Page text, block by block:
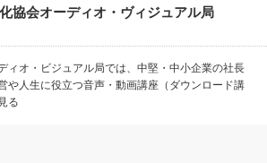
協会オーディオ・ヴィジュアル局
ィオ・ビジュアル局では、中堅・中小企業の社長
や人生に役立つ音声・動画講座（ダウンロード講
る